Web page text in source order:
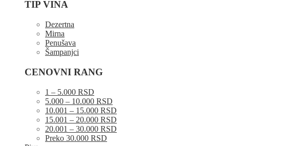
TIP VINA
Dezertna
Mirna
Penušava
Šampanjci
CENOVNI RANG
1 – 5.000 RSD
5.000 – 10.000 RSD
10.001 – 15.000 RSD
15.001 – 20.000 RSD
20.001 – 30.000 RSD
Preko 30.000 RSD